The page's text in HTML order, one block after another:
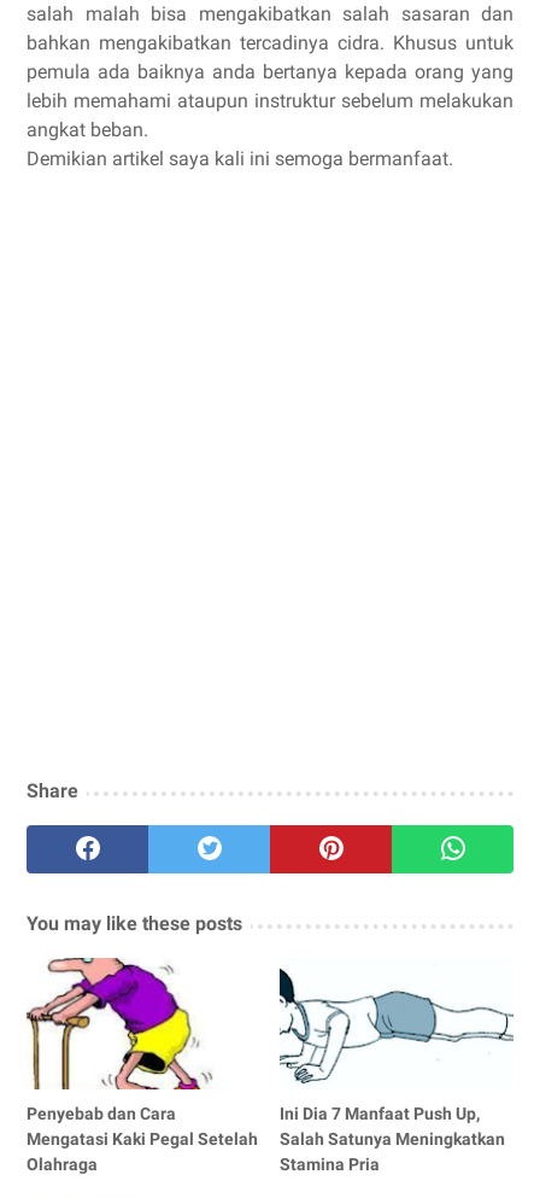
salah malah bisa mengakibatkan salah sasaran dan
bahkan mengakibatkan tercadinya cidra. Khusus untuk
pemula ada baiknya anda bertanya kepada orang yang
lebih memahami ataupun instruktur sebelum melakukan
angkat beban.
Demikian artikel saya kali ini semoga bermanfaat.
Share
You may like these posts
Penyebab dan Cara
Mengatasi Kaki Pegal Setelah
Olahraga
Ini Dia 7 Manfaat Push Up,
Salah Satunya Meningkatkan
Stamina Pria